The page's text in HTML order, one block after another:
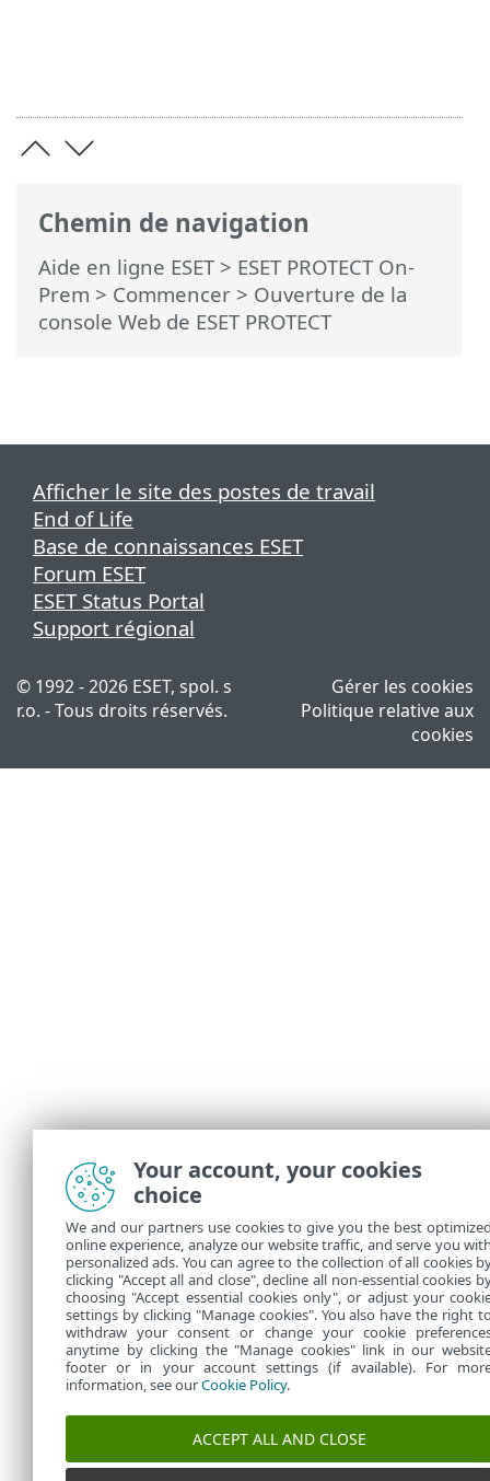
Chemin de navigation
Aide en ligne ESET> ESET PROTECT On-
Prem > Commencer > Ouverture de la
console Web de ESET PROTECT
Afficher le site des postes de travail
End of Life
Base de connaissances ESET
Forum ESET
ESET Status Portal
Support régional
© 1992 - 2026 ESET, spol. s
r.o. - Tous droits réservés.
Gérer les cookies
Politique relative aux
cookies
Your account, your cookies
choice
We and our partners use cookies to give you the best
online experience, analyze our website traffic, and serve you
personalized ads. You can agree to the collection of all cookies
clicking "Accept all and close", decline all non-essential cookies
choosing "Accept essential cookies only", or adjust your
settings by clicking "Manage cookies". You also have the right
withdraw your consent or change your cookie
anytime by clicking the "Manage cookies" link in our
footer or in your account settings (if available). For
information, see ourCookie Policy.
ACCEPT ALL AND CLOSE